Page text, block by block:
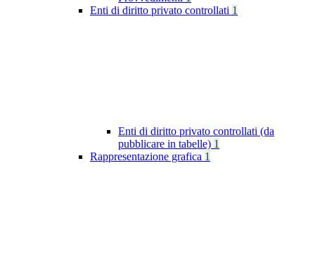
Enti di diritto privato controllati 1
Enti di diritto privato controllati (da
pubblicare in tabelle) 1
Rappresentazione grafica 1